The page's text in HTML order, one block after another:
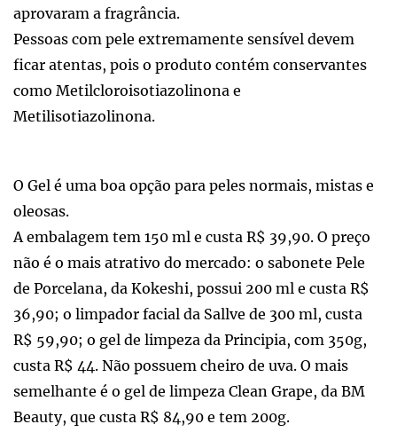
aprovaram a fragrância.
Pessoas com pele extremamente sensível devem
ficar atentas, pois o produto contém conservantes
como Metilcloroisotiazolinona e
Metilisotiazolinona.
O Gel é uma boa opção para peles normais, mistas e
oleosas.
A embalagem tem 150 ml e custa R$ 39,90. O preço
não é o mais atrativo do mercado: o sabonete Pele
de Porcelana, da Kokeshi, possui 200 ml e custa R$
36,90; o limpador facial da Sallve de 300 ml, custa
R$ 59,90; o gel de limpeza da Principia, com 350g,
custa R$ 44. Não possuem cheiro de uva. O mais
semelhante é o gel de limpeza Clean Grape, da BM
Beauty, que custa R$ 84,90 e tem 200g.